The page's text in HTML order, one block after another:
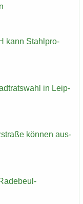
kann Stahl­pro­
in Leip­
kön­nen aus­